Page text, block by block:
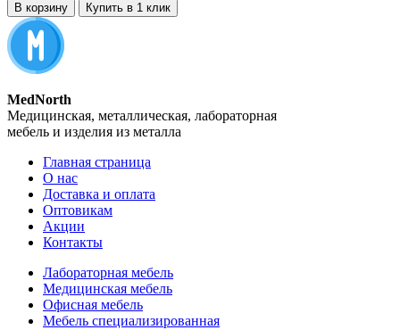
В корзину
Купить в 1 клик
MedNorth
Медицинская, металлическая, лабораторная
мебель и изделия из металла
Главная страница
О нас
Доставка и оплата
Оптовикам
Акции
Контакты
Лабораторная мебель
Медицинская мебель
Офисная мебель
Мебель специализированная